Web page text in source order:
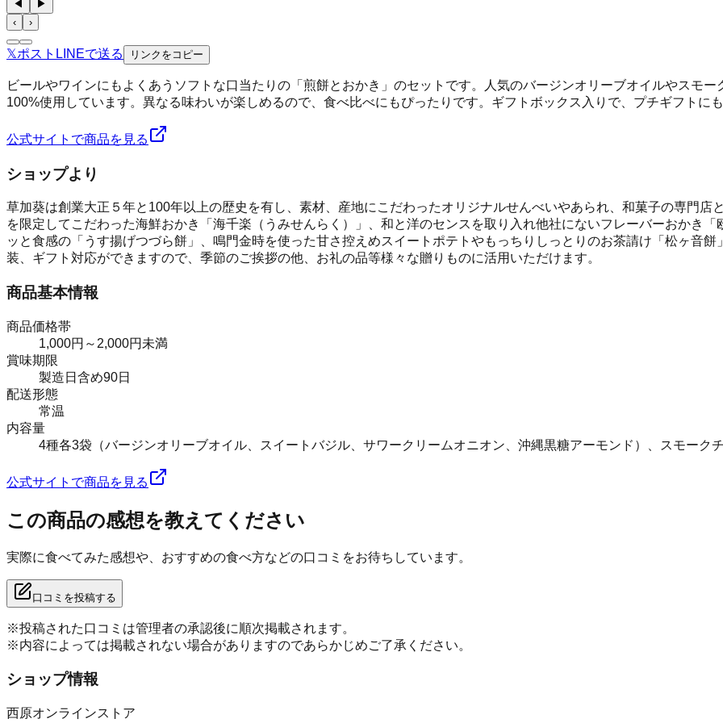
◀
▶
‹
›
𝕏ポスト LINEで送る リンクをコピー
ビールやワインにもよくあうソフトな口当たりの「煎餅とおかき」のセットです。人気のバージンオリーブオイルやスモ
100%使用しています。異なる味わいが楽しめるので、食べ比べにもぴったりです。ギフトボックス入りで、プチギフトにも
公式サイトで商品を見る
ショップより
草加葵は創業大正５年と100年以上の歴史を有し、素材、産地にこだわったオリジナルせんべいやあられ、和菓子の専門
を限定してこだわった海鮮おかき「海千楽（うみせんらく）」、和と洋のセンスを取り入れ他社にないフレーバーおかき
ッと食感の「うす揚げつづら餅」、鳴門金時を使った甘さ控えめスイートポテトやもっちりしっとりのお茶請け「松ヶ音
装、ギフト対応ができますので、季節のご挨拶の他、お礼の品等様々な贈りものに活用いただけます。
商品基本情報
商品価格帯
1,000円～2,000円未満
賞味期限
製造日含め90日
配送形態
常温
内容量
4種各3袋（バージンオリーブオイル、スイートバジル、サワークリームオニオン、沖縄黒糖アーモンド）、スモーク
公式サイトで商品を見る
この商品の感想を教えてください
実際に食べてみた感想や、おすすめの食べ方などの口コミをお待ちしています。
口コミを投稿する
※投稿された口コミは管理者の承認後に順次掲載されます。
※内容によっては掲載されない場合がありますのであらかじめご了承ください。
ショップ情報
西原オンラインストア